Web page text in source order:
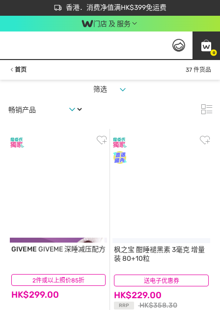
香港．消费净值满HK$399免运费
立即成为易赏钱会员尽享独家优惠
首次APP下单买满$450 输入 NEWAPP 即减$50
门店 及 服务
0
首页 37 件货品
筛选
2件或以上照价85折
GIVEME GIVEME 深睡减压配方
HK$299.00
(0) 送电子优惠券
枫之宝 酣睡褪黑素 3毫克 增量
装 80+10粒
HK$229.00
RRP HK$358.30
(26)